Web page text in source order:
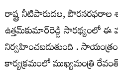
రాష్ట్ర నీటిపారుదల, పౌరసరఫరాల
ఉత్తమ్‌కుమార్‌రెడ్డి సారథ్యంలో
నిర్వహించబడుతుంది .
కార్యక్రమంలో ముఖ్యమంత్రి